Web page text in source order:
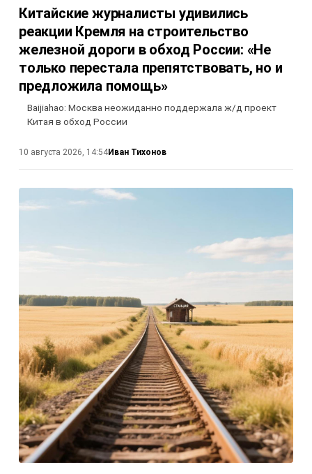
Китайские журналисты удивились
реакции Кремля на строительство
железной дороги в обход России: «Не
только перестала препятствовать, но и
предложила помощь»
Baijiahao: Москва неожиданно поддержала ж/д проект
Китая в обход России
10 августа 2026, 14:54Иван Тихонов